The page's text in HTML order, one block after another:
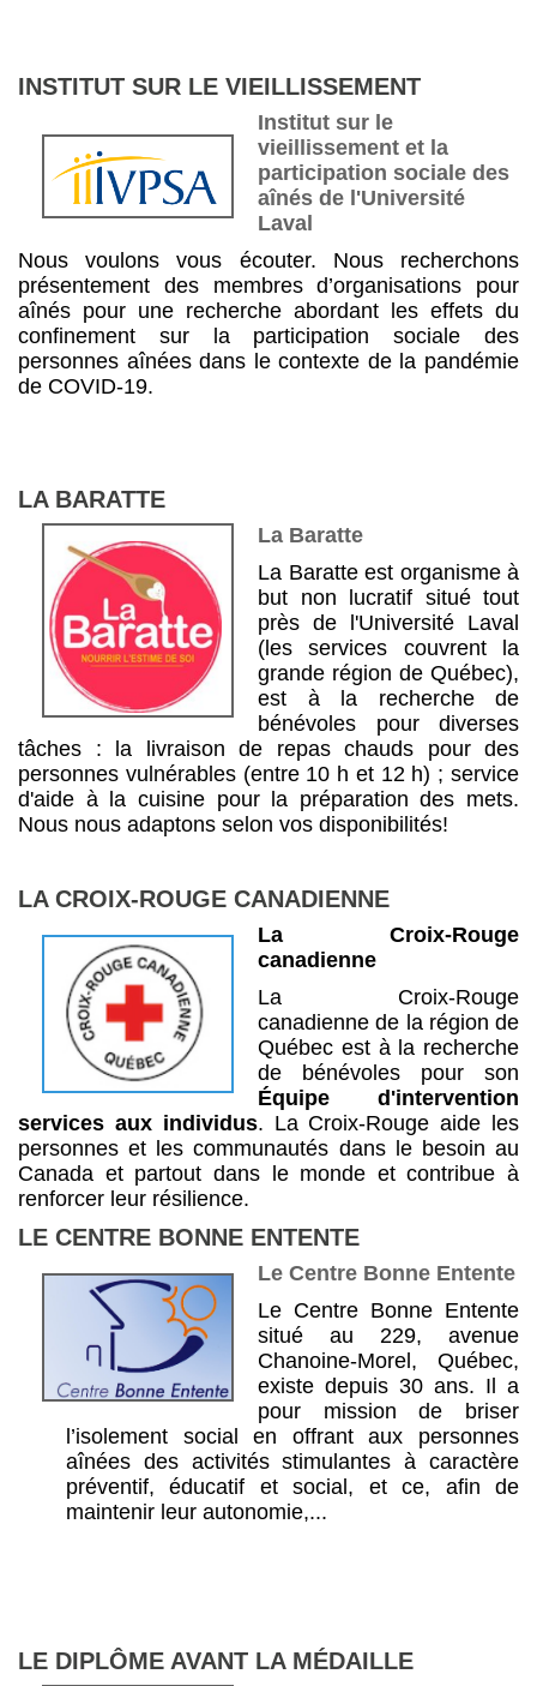
INSTITUT SUR LE VIEILLISSEMENT
Institut sur le
vieillissement et la
participation sociale des
aînés de l'Université
Laval
Nous voulons vous écouter. Nous recherchons
présentement des membres d’organisations pour
aînés pour une recherche abordant les effets du
confinement sur la participation sociale des
personnes aînées dans le contexte de la pandémie
de COVID-19.
LA BARATTE
La Baratte
La Baratte est organisme à
but non lucratif situé tout
près de l'Université Laval
(les services couvrent la
grande région de Québec),
est à la recherche de
bénévoles pour diverses
tâches : la livraison de repas chauds pour des
personnes vulnérables (entre 10 h et 12 h) ; service
d'aide à la cuisine pour la préparation des mets.
Nous nous adaptons selon vos disponibilités!
LA CROIX-ROUGE CANADIENNE
La Croix-Rouge
canadienne
La Croix-Rouge
canadienne de la région de
Québec est à la recherche
de bénévoles pour son
Équipe d'intervention
services aux individus. La Croix-Rouge aide les
personnes et les communautés dans le besoin au
Canada et partout dans le monde et contribue à
renforcer leur résilience.
LE CENTRE BONNE ENTENTE
Le Centre Bonne Entente
Le Centre Bonne Entente
situé au 229, avenue
Chanoine-Morel, Québec,
existe depuis 30 ans. Il a
pour mission de briser
l’isolement social en offrant aux personnes
aînées des activités stimulantes à caractère
préventif, éducatif et social, et ce, afin de
maintenir leur autonomie,...
LE DIPLÔME AVANT LA MÉDAILLE